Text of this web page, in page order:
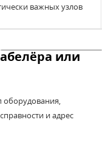
важных узлов
или
оборудования,
и адрес